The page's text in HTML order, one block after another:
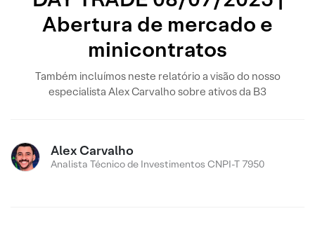
Abertura de mercado e
minicontratos
Também incluímos neste relatório a visão do nosso
especialista Alex Carvalho sobre ativos da B3
Alex Carvalho
Analista Técnico de Investimentos CNPI-T 7950